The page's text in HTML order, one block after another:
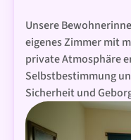
Unsere
eigenes Zimmer mit
private Atmosphäre
Selbstbestimmung
Sicherheit und